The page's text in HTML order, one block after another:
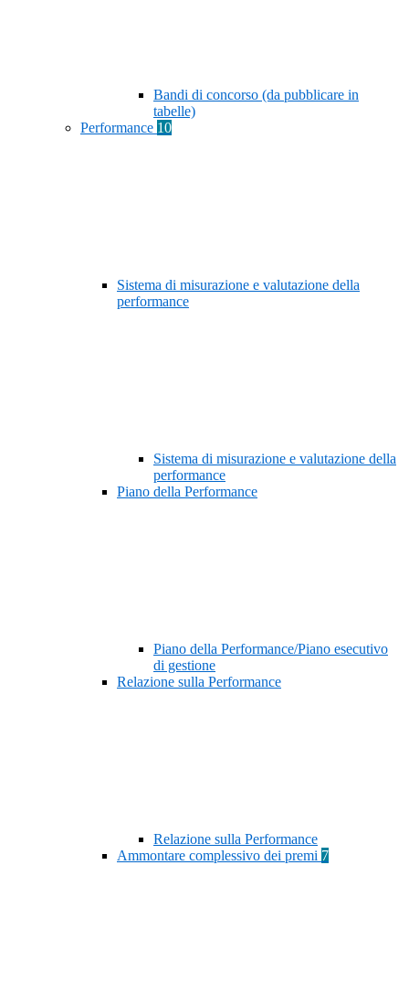
Bandi di concorso (da pubblicare in
tabelle)
Performance 10
Sistema di misurazione e valutazione della
performance
Sistema di misurazione e valutazione della
performance
Piano della Performance
Piano della Performance/Piano esecutivo
di gestione
Relazione sulla Performance
Relazione sulla Performance
Ammontare complessivo dei premi 7